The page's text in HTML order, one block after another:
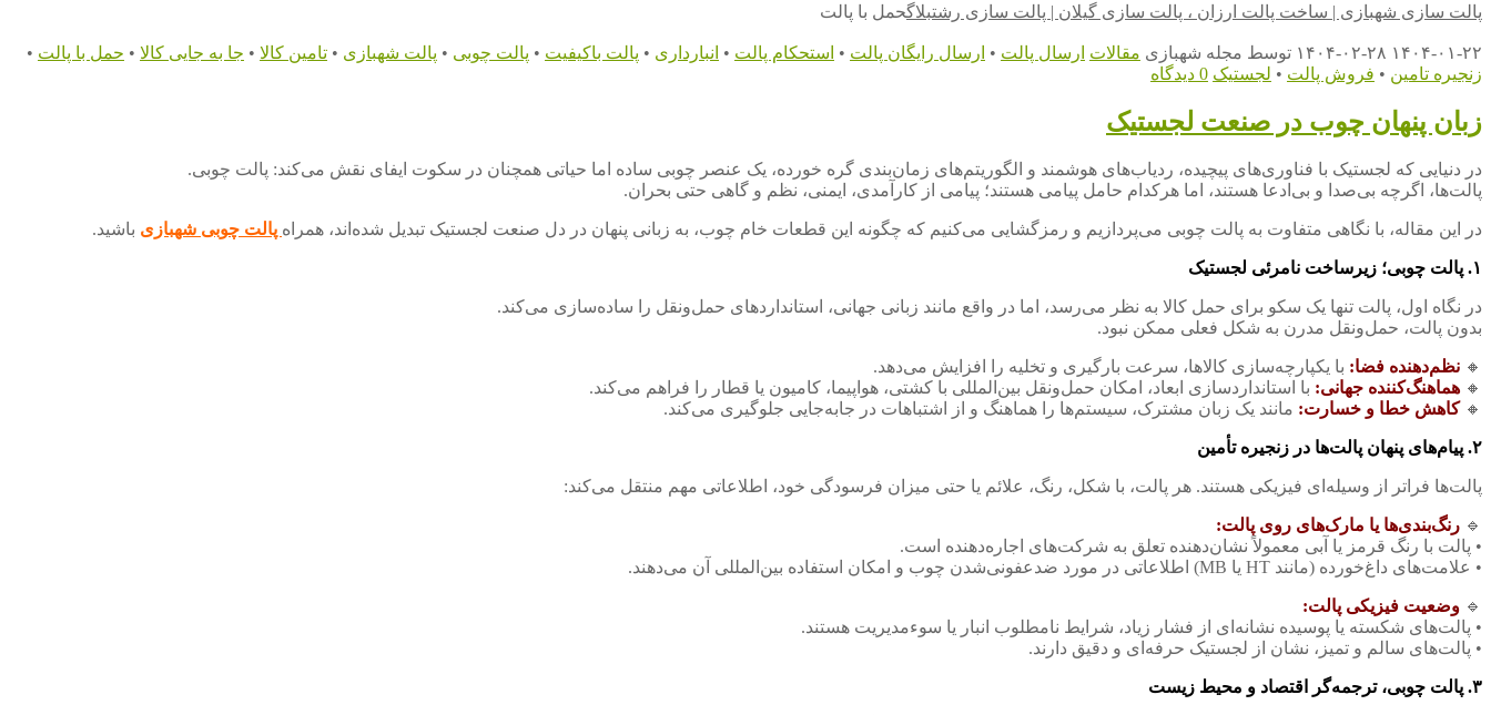
پالت سازی شهبازی | ساخت پالت ارزان ، پالت سازی گیلان | پالت سازی رشتبلاگحمل با پالت
۱۴۰۴-۰۱-۲۲ ۱۴۰۴-۰۲-۲۸ توسط مجله شهبازی مقالات ارسال پالت • ارسال رایگان پالت • استحکام پالت • انبارداری • پالت باکیفیت • پالت چوبی • پالت شهبازی • تامین کالا • جا به جایی کالا • حمل با پالت •
زنجیره تامین • فروش پالت • لجستیک 0 دیدگاه
زبان پنهان چوب در صنعت لجستیک
در دنیایی که لجستیک با فناوری‌های پیچیده، ردیاب‌های هوشمند و الگوریتم‌های زمان‌بندی گره خورده، یک عنصر چوبی ساده اما حیاتی همچنان در سکوت ایفای نقش می‌کند: پالت چوبی.
پالت‌ها، اگرچه بی‌صدا و بی‌ادعا هستند، اما هرکدام حامل پیامی هستند؛ پیامی از کارآمدی، ایمنی، نظم و گاهی حتی بحران.
در این مقاله، با نگاهی متفاوت به پالت چوبی می‌پردازیم و رمزگشایی می‌کنیم که چگونه این قطعات خام چوب، به زبانی پنهان در دل صنعت لجستیک تبدیل شده‌اند، همراه پالت چوبی شهبازی باشید.
۱. پالت چوبی؛ زیرساخت نامرئی لجستیک
در نگاه اول، پالت تنها یک سکو برای حمل کالا به نظر می‌رسد، اما در واقع مانند زبانی جهانی، استانداردهای حمل‌ونقل را ساده‌سازی می‌کند.
بدون پالت، حمل‌ونقل مدرن به شکل فعلی ممکن نبود.
🔸 نظم‌دهنده فضا: با یکپارچه‌سازی کالاها، سرعت بارگیری و تخلیه را افزایش می‌دهد.
🔸 هماهنگ‌کننده جهانی: با استانداردسازی ابعاد، امکان حمل‌ونقل بین‌المللی با کشتی، هواپیما، کامیون یا قطار را فراهم می‌کند.
🔸 کاهش خطا و خسارت: مانند یک زبان مشترک، سیستم‌ها را هماهنگ و از اشتباهات در جابه‌جایی جلوگیری می‌کند.
۲. پیام‌های پنهان پالت‌ها در زنجیره تأمین
پالت‌ها فراتر از وسیله‌ای فیزیکی هستند. هر پالت، با شکل، رنگ، علائم یا حتی میزان فرسودگی خود، اطلاعاتی مهم منتقل می‌کند:
🔹 رنگ‌بندی‌ها یا مارک‌های روی پالت:
• پالت با رنگ قرمز یا آبی معمولاً نشان‌دهنده تعلق به شرکت‌های اجاره‌دهنده است.
• علامت‌های داغ‌خورده (مانند HT یا MB) اطلاعاتی در مورد ضدعفونی‌شدن چوب و امکان استفاده بین‌المللی آن می‌دهند.
🔹 وضعیت فیزیکی پالت:
• پالت‌های شکسته یا پوسیده نشانه‌ای از فشار زیاد، شرایط نامطلوب انبار یا سوء‌مدیریت هستند.
• پالت‌های سالم و تمیز، نشان از لجستیک حرفه‌ای و دقیق دارند.
۳. پالت چوبی، ترجمه‌گر اقتصاد و محیط زیست